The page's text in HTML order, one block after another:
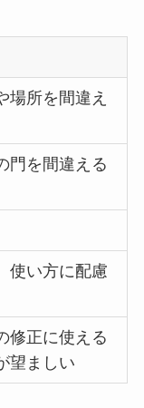
場所を間違え
門を間違える
使い方に配慮
修正に使える
望ましい